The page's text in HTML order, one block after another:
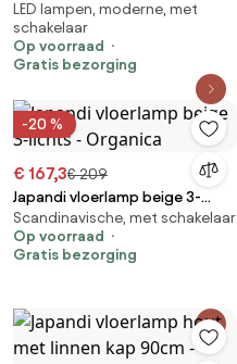
incl. LED en dimmer - Diva 2
LED lampen, moderne, met
schakelaar
Op voorraad
Gratis bezorging
-20 %
€ 167,3€ 209
Japandi vloerlamp beige 3-
lichts - Organica
Scandinavische, met schakelaar
Op voorraad
Gratis bezorging